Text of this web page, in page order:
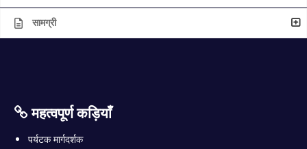
सामग्री
महत्वपूर्ण कड़ियाँ
पर्यटक मार्गदर्शक